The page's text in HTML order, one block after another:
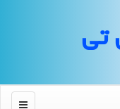
تی
منو